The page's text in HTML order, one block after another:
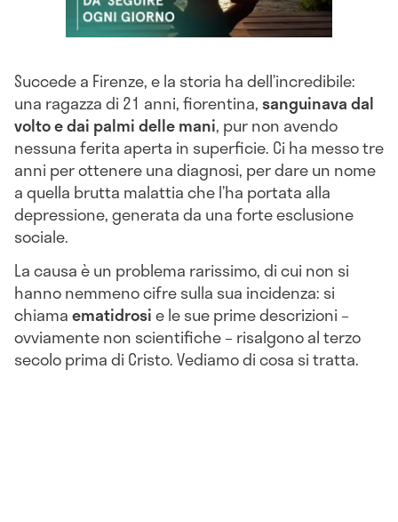
Succede a Firenze, e la storia ha dell’incredibile:
una ragazza di 21 anni, fiorentina,sanguinava dal
volto e dai palmi delle mani, pur non avendo
nessuna ferita aperta in superficie. Ci ha messo tre
anni per ottenere una diagnosi, per dare un nome
a quella brutta malattia che l’ha portata alla
depressione, generata da una forte esclusione
sociale.
La causa è un problema rarissimo, di cui non si
hanno nemmeno cifre sulla sua incidenza: si
chiamaematidrosie le sue prime descrizioni –
ovviamente non scientifiche – risalgono al terzo
secolo prima di Cristo. Vediamo di cosa si tratta.